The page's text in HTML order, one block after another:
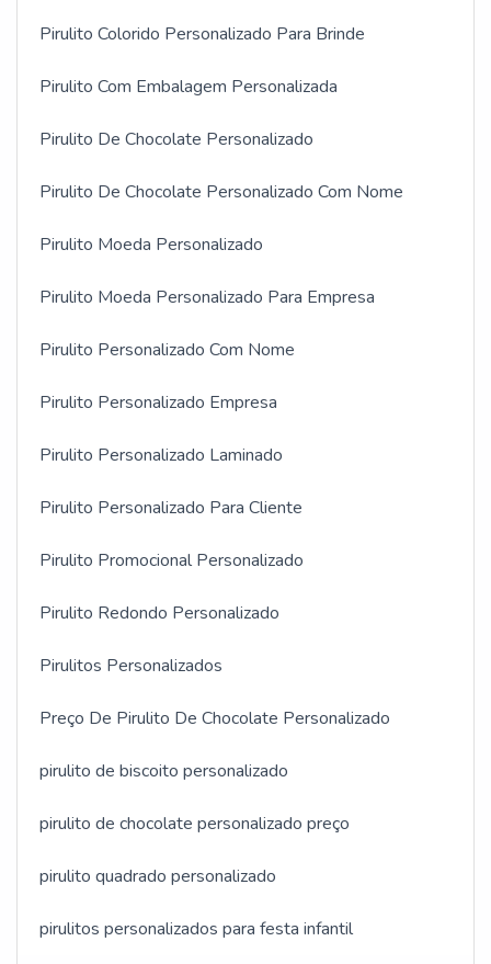
Pirulito Colorido Personalizado Para Brinde
Pirulito Com Embalagem Personalizada
Pirulito De Chocolate Personalizado
Pirulito De Chocolate Personalizado Com Nome
Pirulito Moeda Personalizado
Pirulito Moeda Personalizado Para Empresa
Pirulito Personalizado Com Nome
Pirulito Personalizado Empresa
Pirulito Personalizado Laminado
Pirulito Personalizado Para Cliente
Pirulito Promocional Personalizado
Pirulito Redondo Personalizado
Pirulitos Personalizados
Preço De Pirulito De Chocolate Personalizado
pirulito de biscoito personalizado
pirulito de chocolate personalizado preço
pirulito quadrado personalizado
pirulitos personalizados para festa infantil